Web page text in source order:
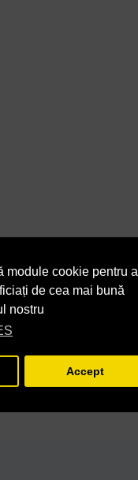
module cookie pentru a
de cea mai bună
nostru
Accept